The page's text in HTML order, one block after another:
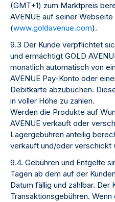
(GMT+1) zum Marktpreis
AVENUE auf seiner
(www.goldavenue.com).
9.3 Der Kunde verpflichtet
und ermächtigt GOLD
monatlich automatisch von
AVENUE Pay-Konto oder
Debitkarte abzubuchen.
in voller Höhe zu zahlen.
Werden die Produkte auf
AVENUE verkauft oder
Lagergebühren anteilig
verkauft und/oder verschickt
9.4. Gebühren und Entgelte
Tagen ab dem auf der
Datum fällig und zahlbar. Der
Transaktionsgebühren.